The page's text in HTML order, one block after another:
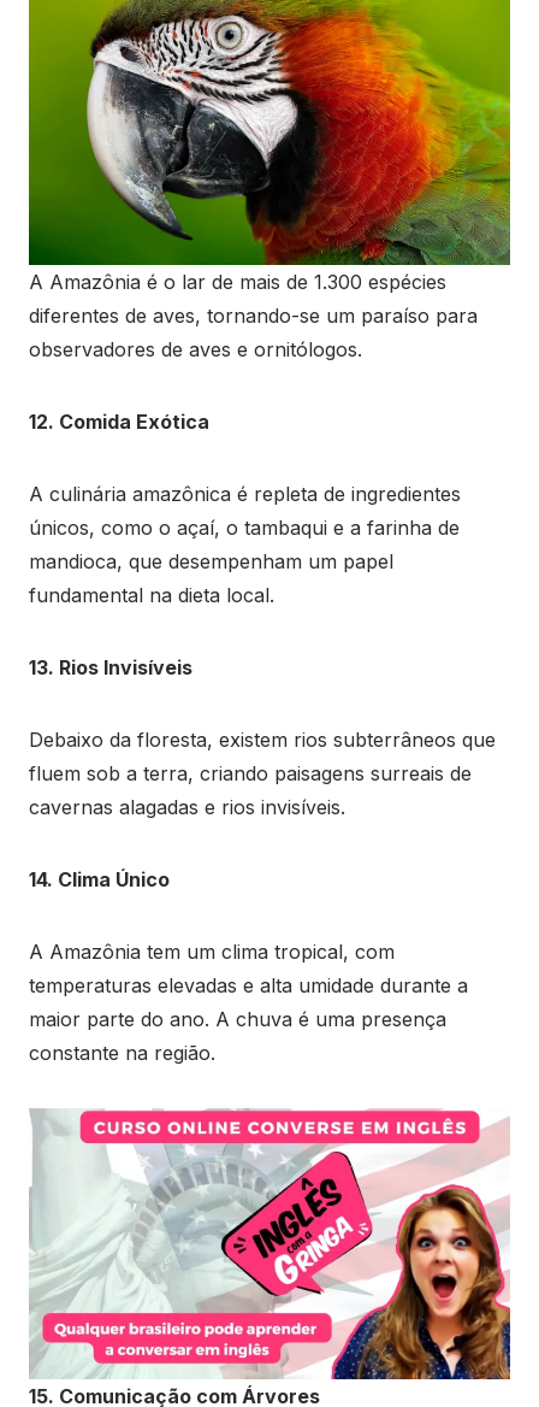
A Amazônia é o lar de mais de 1.300 espécies
diferentes de aves, tornando-se um paraíso para
observadores de aves e ornitólogos.
12. Comida Exótica
A culinária amazônica é repleta de ingredientes
únicos, como o açaí, o tambaqui e a farinha de
mandioca, que desempenham um papel
fundamental na dieta local.
13. Rios Invisíveis
Debaixo da floresta, existem rios subterrâneos que
fluem sob a terra, criando paisagens surreais de
cavernas alagadas e rios invisíveis.
14. Clima Único
A Amazônia tem um clima tropical, com
temperaturas elevadas e alta umidade durante a
maior parte do ano. A chuva é uma presença
constante na região.
15. Comunicação com Árvores